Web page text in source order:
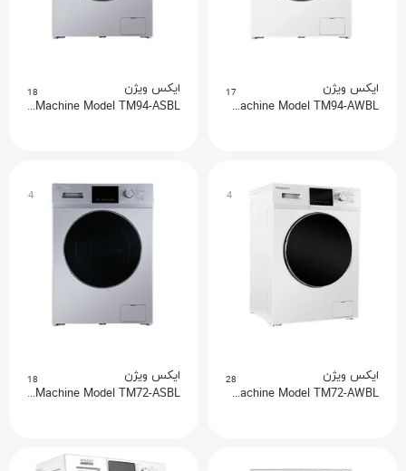
ایکس ویژن 17
Xvision Washing Machine Model TM94-AWBL
ایکس ویژن 18
Xvision Washing Machine Model TM94-ASBL
4
ایکس ویژن 28
Xvision Washing Machine Model TM72-AWBL
4
ایکس ویژن 18
Xvision Washing Machine Model TM72-ASBL